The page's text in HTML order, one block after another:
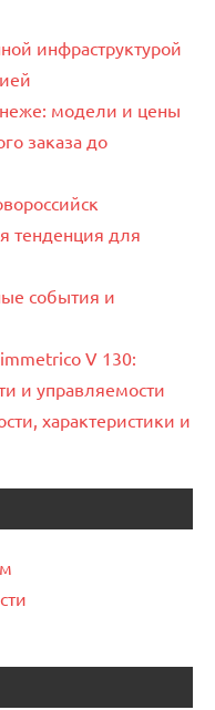
инфраструктурой
модели и цены
заказа до
тенденция для
события и
V 130:
и управляемости
характеристики и